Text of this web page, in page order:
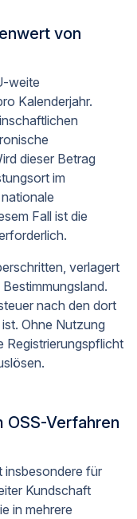
von
weite
Kalenderjahr.
dieser Betrag
im
Fall ist die
verlagert
nach den dort
Ohne Nutzung
Registrierungspflicht
OSS-Verfahren
insbesondere für
Kundschaft
in mehrere